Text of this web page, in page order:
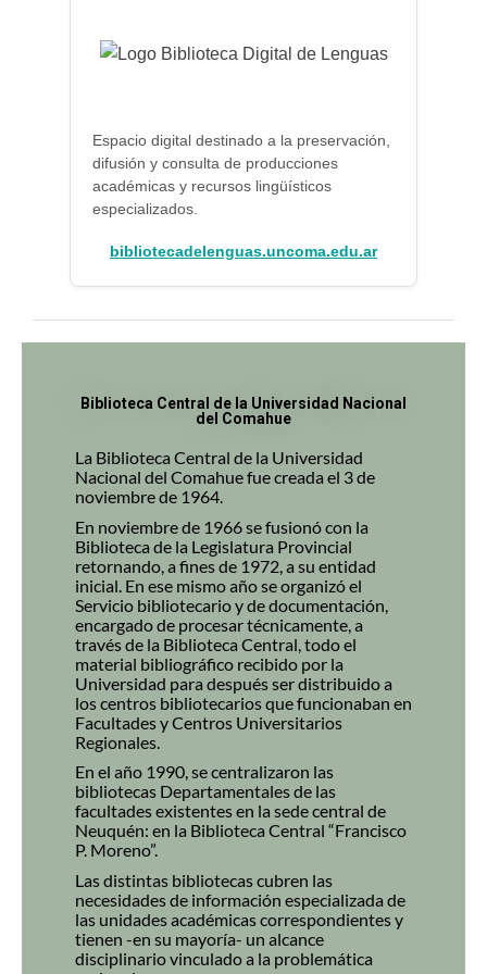
Espacio digital destinado a la preservación,
difusión y consulta de producciones
académicas y recursos lingüísticos
especializados.
bibliotecadelenguas.uncoma.edu.ar
Biblioteca Central de la Universidad Nacional
del Comahue
La Biblioteca Central de la Universidad
Nacional del Comahue fue creada el 3 de
noviembre de 1964.
En noviembre de 1966 se fusionó con la
Biblioteca de la Legislatura Provincial
retornando, a fines de 1972, a su entidad
inicial. En ese mismo año se organizó el
Servicio bibliotecario y de documentación,
encargado de procesar técnicamente, a
través de la Biblioteca Central, todo el
material bibliográfico recibido por la
Universidad para después ser distribuido a
los centros bibliotecarios que funcionaban en
Facultades y Centros Universitarios
Regionales.
En el año 1990, se centralizaron las
bibliotecas Departamentales de las
facultades existentes en la sede central de
Neuquén: en la Biblioteca Central “Francisco
P. Moreno”.
Las distintas bibliotecas cubren las
necesidades de información especializada de
las unidades académicas correspondientes y
tienen -en su mayoría- un alcance
disciplinario vinculado a la problemática